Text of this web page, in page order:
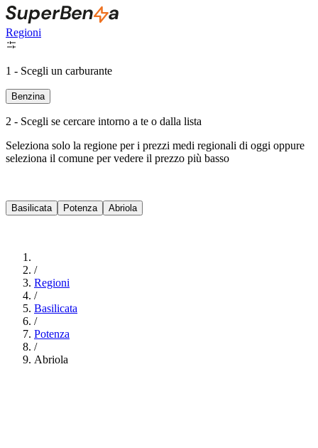
Regioni
1 - Scegli un carburante
Benzina
2 - Scegli se cercare intorno a te o dalla lista
Seleziona solo la regione per i prezzi medi regionali di oggi oppure
seleziona il comune per vedere il prezzo più basso
Basilicata Potenza Abriola
/
Regioni
/
Basilicata
/
Potenza
/
Abriola